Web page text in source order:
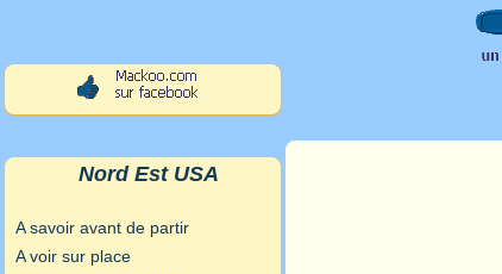
Nord Est USA
A savoir avant de partir
A voir sur place